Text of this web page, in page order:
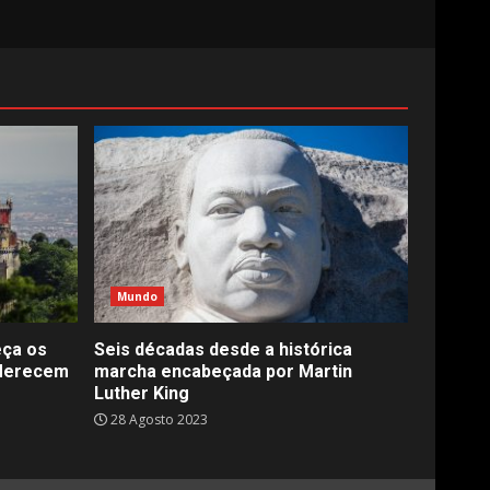
os
Mundo
Seis décadas desde a histórica
marcha encabeçada por Martin
Luther King
28 Agosto 2023